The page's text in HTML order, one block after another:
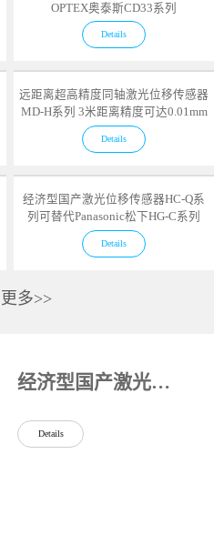
OPTEX奥泰斯CD33系列
Details
远距离超高精度同轴激光位移传感器
MD-H系列 3米距离精度可达0.01mm
Details
经济型国产激光位移传感器HC-Q系
列可替代Panasonic松下HG-C系列
Details
多>>
经济型国产激光位移传感器HC-Q系列可替代Panasonic松下HG-C系列
Details